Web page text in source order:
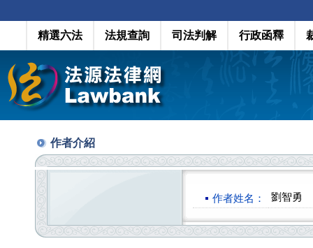
精選六法 法規查詢 司法判解 行政函釋
作者介紹
作者姓名： 劉智勇